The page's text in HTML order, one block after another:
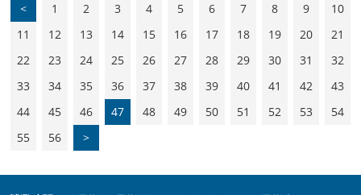
< 1 2 3 4 5 6 7 8 9
10
11
12 13 14 15 16 17 18 19 20
21
22
23 24 25 26 27 28 29 30 31
32
33
34 35 36 37 38 39 40 41 42
43
44
45 46 47 48 49 50 51 52 53
54
55
56 >